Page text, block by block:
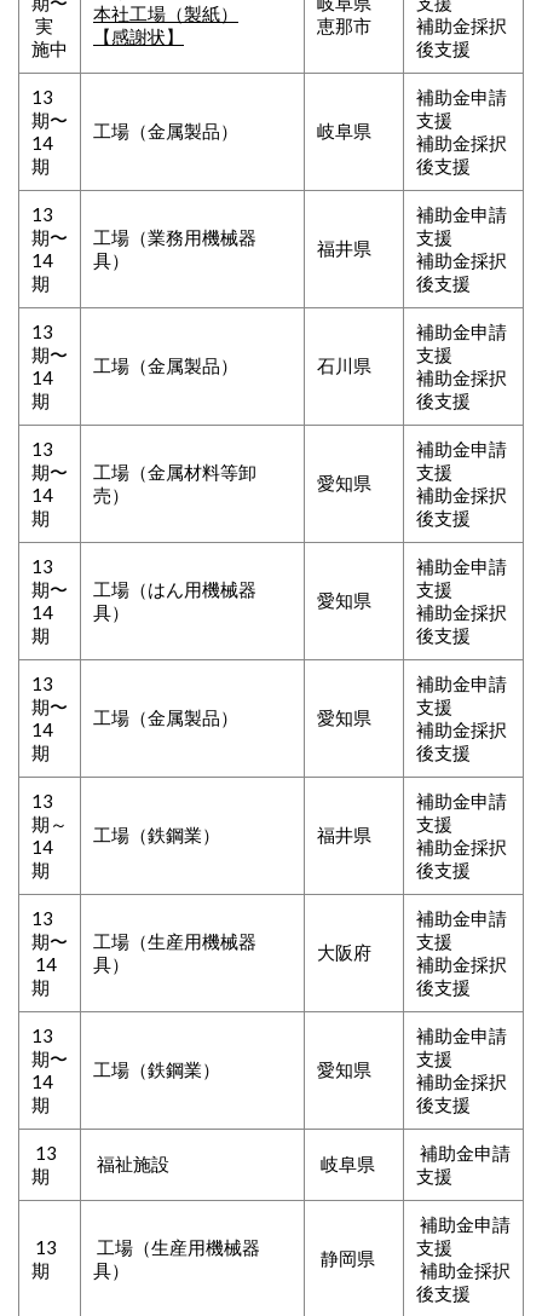
実
施中
本社工場（製紙）
【感謝状】
恵那市
補助金採択
後支援
13
期〜
14
期
工場（金属製品） 岐阜県
補助金申請
支援
補助金採択
後支援
13
期〜
14
期
工場（業務用機械器
具）
福井県
補助金申請
支援
補助金採択
後支援
13
期〜
14
期
工場（金属製品） 石川県
補助金申請
支援
補助金採択
後支援
13
期〜
14
期
工場（金属材料等卸
売）
愛知県
補助金申請
支援
補助金採択
後支援
13
期〜
14
期
工場（はん用機械器
具）
愛知県
補助金申請
支援
補助金採択
後支援
13
期〜
14
期
工場（金属製品） 愛知県
補助金申請
支援
補助金採択
後支援
13
期～
14
期
工場（鉄鋼業） 福井県
補助金申請
支援
補助金採択
後支援
13
期〜
14
期
工場（生産用機械器
具）
大阪府
補助金申請
支援
補助金採択
後支援
13
期〜
14
期
工場（鉄鋼業） 愛知県
補助金申請
支援
補助金採択
後支援
13
期
福祉施設 岐阜県
補助金申請
支援
13
期
工場（生産用機械器
具）
静岡県
補助金申請
支援
補助金採択
後支援